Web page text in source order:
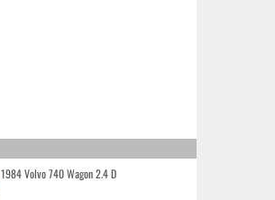
1984 Volvo 740 Wagon 2.4 D